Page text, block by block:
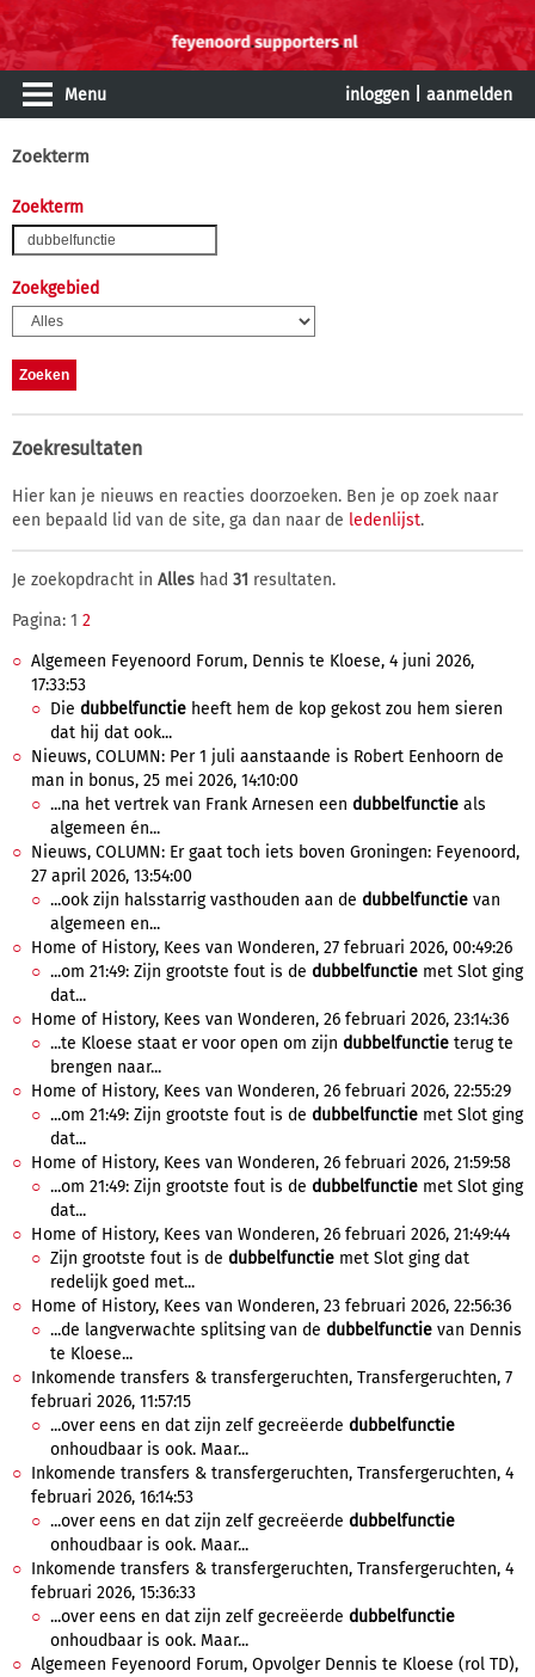
Menu inloggen aanmelden
Zoekterm
Zoekterm
Zoekgebied
Zoekresultaten
Hier kan je nieuws en reacties doorzoeken. Ben je op zoek naar
een bepaald lid van de site, ga dan naar de ledenlijst.
Je zoekopdracht in Alles had 31 resultaten.
Pagina: 1 2
Algemeen Feyenoord Forum, Dennis te Kloese, 4 juni 2026,
17:33:53
Die dubbelfunctie heeft hem de kop gekost zou hem sieren
dat hij dat ook...
Nieuws, COLUMN: Per 1 juli aanstaande is Robert Eenhoorn de
man in bonus, 25 mei 2026, 14:10:00
...na het vertrek van Frank Arnesen een dubbelfunctie als
algemeen én...
Nieuws, COLUMN: Er gaat toch iets boven Groningen: Feyenoord,
27 april 2026, 13:54:00
...ook zijn halsstarrig vasthouden aan de dubbelfunctie van
algemeen en...
Home of History, Kees van Wonderen, 27 februari 2026, 00:49:26
...om 21:49: Zijn grootste fout is de dubbelfunctie met Slot ging
dat...
Home of History, Kees van Wonderen, 26 februari 2026, 23:14:36
...te Kloese staat er voor open om zijn dubbelfunctie terug te
brengen naar...
Home of History, Kees van Wonderen, 26 februari 2026, 22:55:29
...om 21:49: Zijn grootste fout is de dubbelfunctie met Slot ging
dat...
Home of History, Kees van Wonderen, 26 februari 2026, 21:59:58
...om 21:49: Zijn grootste fout is de dubbelfunctie met Slot ging
dat...
Home of History, Kees van Wonderen, 26 februari 2026, 21:49:44
Zijn grootste fout is de dubbelfunctie met Slot ging dat
redelijk goed met...
Home of History, Kees van Wonderen, 23 februari 2026, 22:56:36
...de langverwachte splitsing van de dubbelfunctie van Dennis
te Kloese...
Inkomende transfers & transfergeruchten, Transfergeruchten, 7
februari 2026, 11:57:15
...over eens en dat zijn zelf gecreëerde dubbelfunctie
onhoudbaar is ook. Maar...
Inkomende transfers & transfergeruchten, Transfergeruchten, 4
februari 2026, 16:14:53
...over eens en dat zijn zelf gecreëerde dubbelfunctie
onhoudbaar is ook. Maar...
Inkomende transfers & transfergeruchten, Transfergeruchten, 4
februari 2026, 15:36:33
...over eens en dat zijn zelf gecreëerde dubbelfunctie
onhoudbaar is ook. Maar...
Algemeen Feyenoord Forum, Opvolger Dennis te Kloese (rol TD),